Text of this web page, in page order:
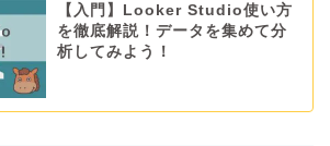
【入門】Looker Studio使い方
を徹底解説！データを集めて分
析してみよう！